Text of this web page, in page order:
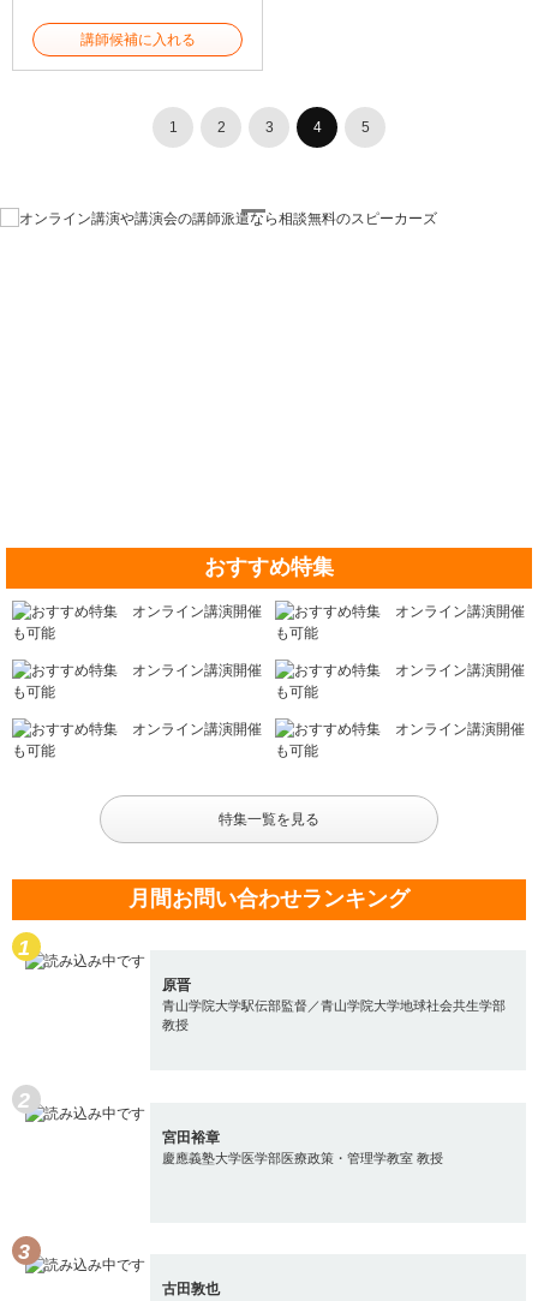
講師候補に入れる
1 2 3 4 5
おすすめ特集
特集一覧を見る
月間お問い合わせランキング
原晋
青山学院大学駅伝部監督／青山学院大学地球社会共生学部
教授
宮田裕章
慶應義塾大学医学部医療政策・管理学教室 教授
古田敦也